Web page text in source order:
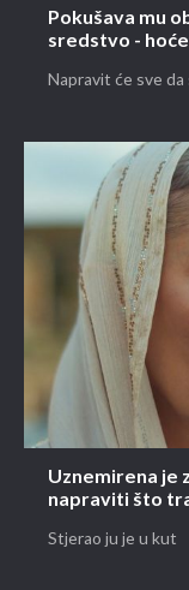
Pokušava mu
sredstvo -
Napravit će sve
Uznemirena je
napraviti što
Stjerao ju je u kut